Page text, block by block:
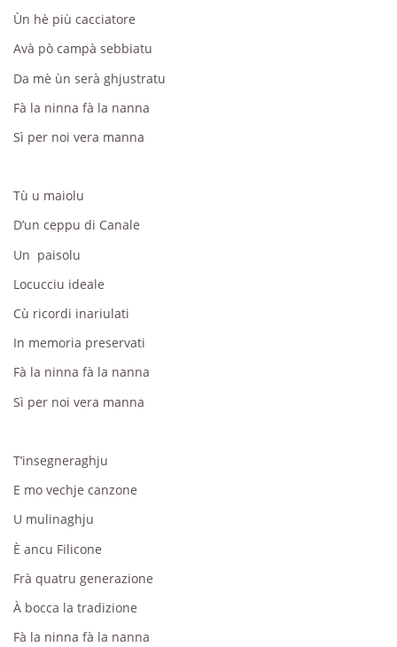
Ùn hè più cacciatore
Avà pò campà sebbiatu
Da mè ùn serà ghjustratu
Fà la ninna fà la nanna
Sì per noi vera manna
Tù u maiolu
D’un ceppu di Canale
Un paisolu
Locucciu ideale
Cù ricordi inariulati
In memoria preservati
Fà la ninna fà la nanna
Sì per noi vera manna
T’insegneraghju
E mo vechje canzone
U mulinaghju
È ancu Filicone
Frà quatru generazione
À bocca la tradizione
Fà la ninna fà la nanna